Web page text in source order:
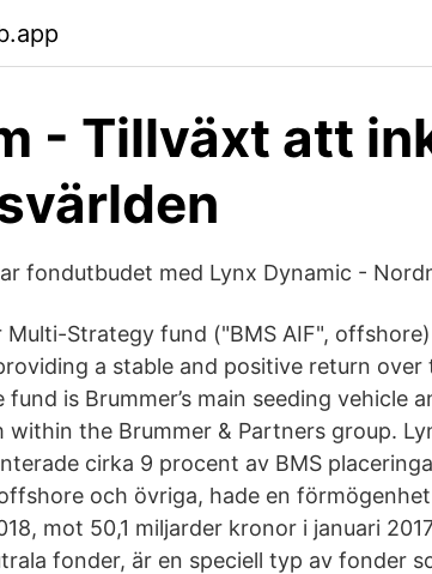
- Tillväxt att
fondutbudet med Lynx Dynamic -
Multi-Strategy fund ("BMS AIF",
a stable and positive return over
fund is Brummer’s main seeding vehicle
within the Brummer & Partners group.
cirka 9 procent av BMS
och övriga, hade en
mot 50,1 miljarder kronor i januari
fonder, är en speciell typ av fonder